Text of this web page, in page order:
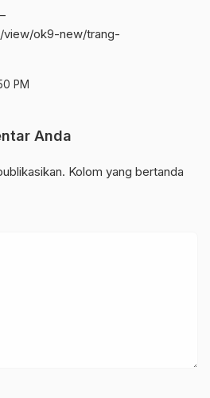
ok9-new/trang-
PM
Anda
Kolom yang bertanda